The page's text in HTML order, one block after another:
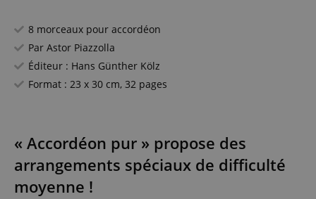
8 morceaux pour accordéon
Par Astor Piazzolla
Éditeur : Hans Günther Kölz
Format : 23 x 30 cm, 32 pages
« Accordéon pur » propose des
arrangements spéciaux de difficulté
moyenne !